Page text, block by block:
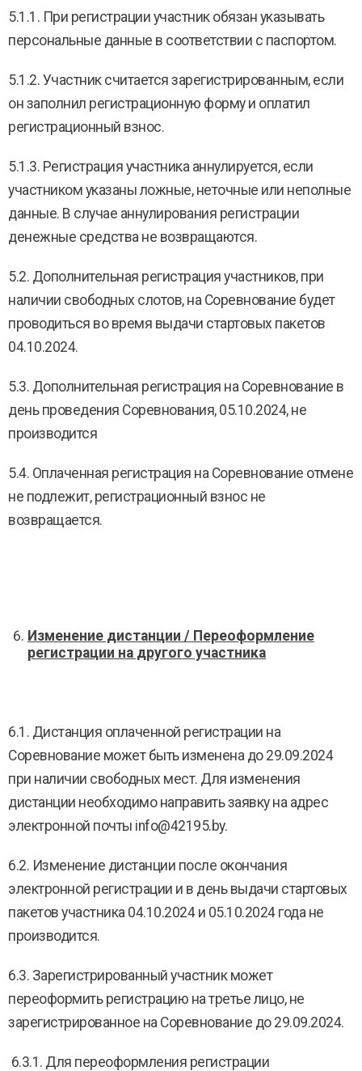
5.1.1. При регистрации участник обязан указывать
персональные данные в соответствии с паспортом.
5.1.2. Участник считается зарегистрированным, если
он заполнил регистрационную форму и оплатил
регистрационный взнос.
5.1.3. Регистрация участника аннулируется, если
участником указаны ложные, неточные или неполные
данные. В случае аннулирования регистрации
денежные средства не возвращаются.
5.2. Дополнительная регистрация участников, при
наличии свободных слотов, на Соревнование будет
проводиться во время выдачи стартовых пакетов
04.10.2024.
5.3. Дополнительная регистрация на Соревнование в
день проведения Соревнования, 05.10.2024, не
производится
5.4. Оплаченная регистрация на Соревнование отмене
не подлежит, регистрационный взнос не
возвращается.
Изменение дистанции / Переоформление
регистрации на другого участника
6.1. Дистанция оплаченной регистрации на
Соревнование может быть изменена до 29.09.2024
при наличии свободных мест. Для изменения
дистанции необходимо направить заявку на адрес
электронной почты info@42195.by.
6.2. Изменение дистанции после окончания
электронной регистрации и в день выдачи стартовых
пакетов участника 04.10.2024 и 05.10.2024 года не
производится.
6.3. Зарегистрированный участник может
переоформить регистрацию на третье лицо, не
зарегистрированное на Соревнование до 29.09.2024.
6.3.1. Для переоформления регистрации